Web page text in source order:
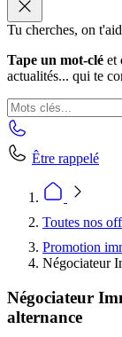
Tu cherches, on
Tape un mot-clé et
actualités... qui te
Être rappelé
Toutes nos
Promotion
Négociateur
Négociateur
alternance